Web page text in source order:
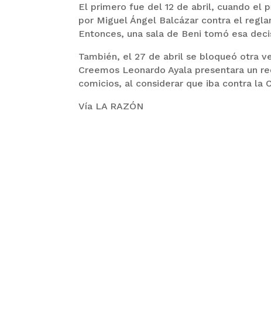
El primero fue del 12 de abril, cuando el
por Miguel Ángel Balcázar contra el
Entonces, una sala de Beni tomó esa
También, el 27 de abril se bloqueó otra
Creemos Leonardo Ayala presentara un
comicios, al considerar que iba contra la
Vía LA RAZÓN